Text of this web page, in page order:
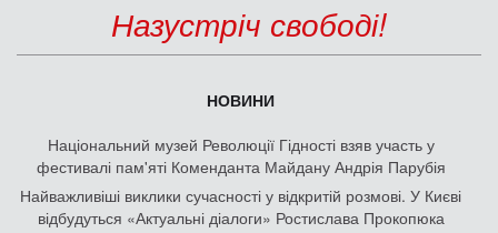
Назустріч свободі!
НОВИНИ
Національний музей Революції Гідності взяв участь у
фестивалі пам'яті Коменданта Майдану Андрія Парубія
Найважливіші виклики сучасності у відкритій розмові. У Києві
відбудуться «Актуальні діалоги» Ростислава Прокопюка